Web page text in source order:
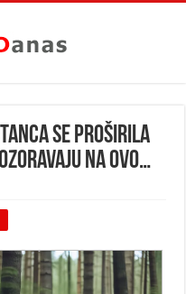
se proširila
NA OVO…